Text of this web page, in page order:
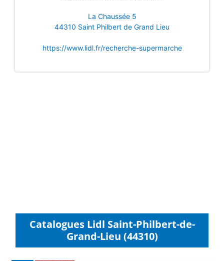
La Chaussée 5
44310 Saint Philbert de Grand Lieu
https://www.lidl.fr/recherche-supermarche
Catalogues Lidl Saint-Philbert-de-
Grand-Lieu (44310)